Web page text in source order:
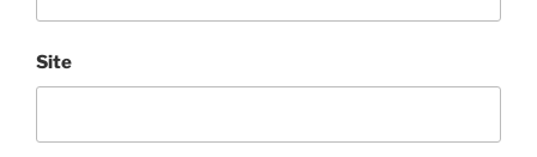
Site